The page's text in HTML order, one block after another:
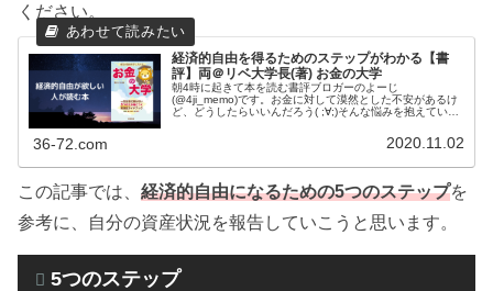
ください。
経済的自由を得るためのステップがわかる【書
評】両＠リベ大学長(著) お金の大学
朝4時に起きて本を読む書評ブロガーのよーじ
(@4ji_memo)です。お金に対して漠然とした不安があるけ
ど、どうしたらいいんだろう( ;∀;)そんな悩みを抱えている
36-72.com 2020.11.02
この記事では、 経済的自由になるための5つのステップを
参考に、自分の資産状況を報告していこうと思います。
5つのステップ